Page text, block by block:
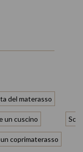
del materasso
un cuscino
coprimaterasso